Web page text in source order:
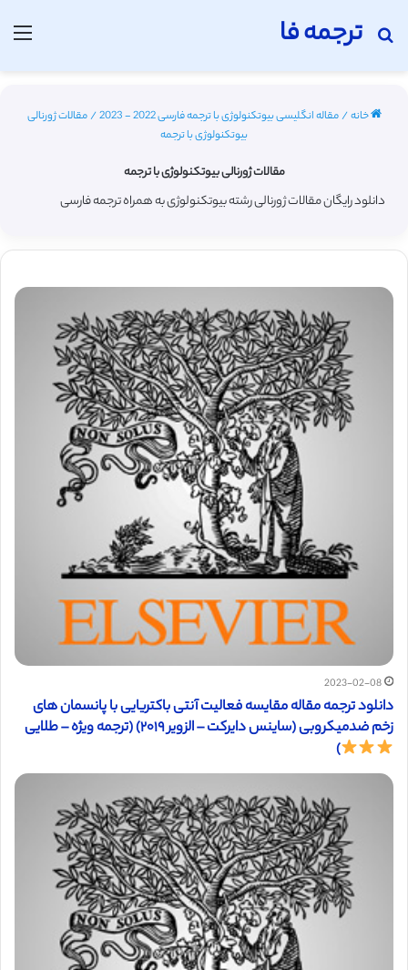
ترجمه فا
جستجو برای
خانه/مقاله انگلیسی بیوتکنولوژی با ترجمه فارسی 2022 - 2023 /مقالات ژورنالی
بیوتکنولوژی با ترجمه
مقالات ژورنالی بیوتکنولوژی با ترجمه
دانلود رایگان مقالات ژورنالی رشته بیوتکنولوژی به همراه ترجمه فارسی
2023-02-08
دانلود ترجمه مقاله مقایسه‌ فعالیت آنتی ‌باکتریایی با پانسمان های
زخم ضد‌میکروبی (ساینس دایرکت – الزویر ۲۰۱۹) (ترجمه ویژه – طلایی
)